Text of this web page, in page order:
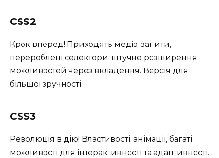
CSS2
Крок вперед! Приходять медіа-запити,
перероблені селектори, штучне розширення
можливостей через вкладення. Версія для
більшої зручності.
CSS3
Революція в дію! Властивості, анімації, багаті
можливості для інтерактивності та адаптивності.